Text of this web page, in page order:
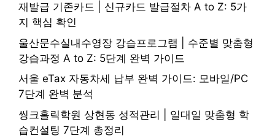
재발급 기존카드 | 신규카드 발급절차 A to Z: 5가
지 핵심 확인
울산문수실내수영장 강습프로그램 | 수준별 맞춤형
강습과정 A to Z: 5단계 완벽 가이드
서울 eTax 자동차세 납부 완벽 가이드: 모바일/PC
7단계 완벽 분석
씽크홀릭학원 상현동 성적관리 | 일대일 맞춤형 학
습컨설팅 7단계 총정리